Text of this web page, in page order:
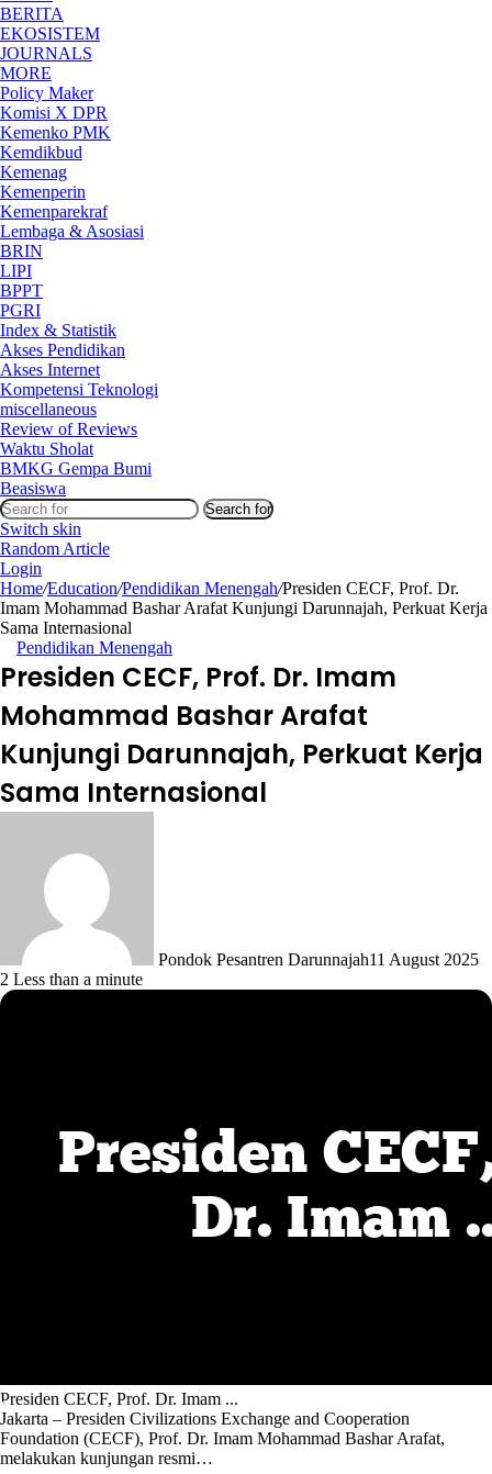
BERITA
EKOSISTEM
JOURNALS
MORE
Policy Maker
Komisi X DPR
Kemenko PMK
Kemdikbud
Kemenag
Kemenperin
Kemenparekraf
Lembaga & Asosiasi
BRIN
LIPI
BPPT
PGRI
Index & Statistik
Akses Pendidikan
Akses Internet
Kompetensi Teknologi
miscellaneous
Review of Reviews
Waktu Sholat
BMKG Gempa Bumi
Beasiswa
Search for
Switch skin
Random Article
Login
Home/Education/Pendidikan Menengah/Presiden CECF, Prof. Dr.
Imam Mohammad Bashar Arafat Kunjungi Darunnajah, Perkuat Kerja
Sama Internasional
Pendidikan Menengah
Presiden CECF, Prof. Dr. Imam
Mohammad Bashar Arafat
Kunjungi Darunnajah, Perkuat Kerja
Sama Internasional
Pondok Pesantren Darunnajah11 August 2025
2 Less than a minute
Presiden CECF, Prof. Dr. Imam ...
Jakarta – Presiden Civilizations Exchange and Cooperation
Foundation (CECF), Prof. Dr. Imam Mohammad Bashar Arafat,
melakukan kunjungan resmi…